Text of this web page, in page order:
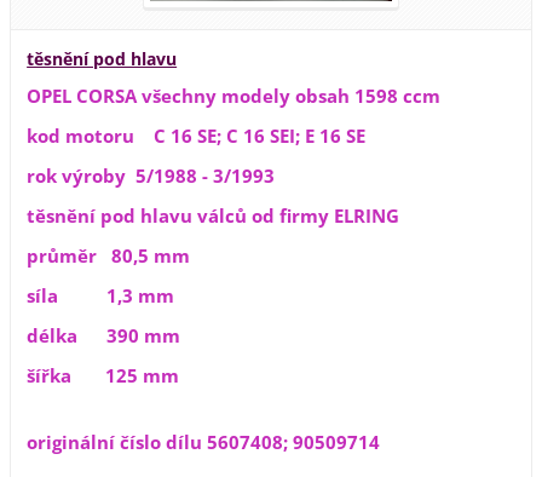
těsnění pod hlavu
OPEL CORSA všechny modely obsah 1598 ccm
kod motoru C 16 SE; C 16 SEI; E 16 SE
rok výroby 5/1988 - 3/1993
těsnění pod hlavu válců od firmy ELRING
průměr 80,5 mm
síla 1,3 mm
délka 390 mm
šířka 125 mm
originální číslo dílu 5607408; 90509714